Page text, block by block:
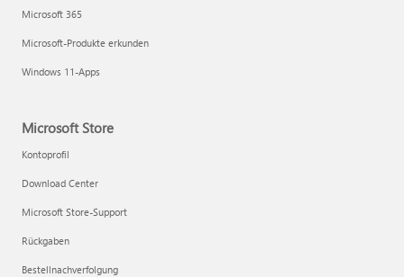
Microsoft 365
Microsoft-Produkte erkunden
Windows 11-Apps
Microsoft Store
Kontoprofil
Download Center
Microsoft Store-Support
Rückgaben
Bestellnachverfolgung